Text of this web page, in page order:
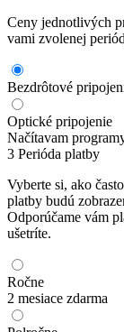
Ceny jednotlivých
vami zvolenej
Bezdrôtové
Optické pripojenie
Načítavam
3 Perióda platby
Vyberte si, ako
platby budú
Odporúčame vám
ušetríte.
Ročne
2 mesiace zdarma